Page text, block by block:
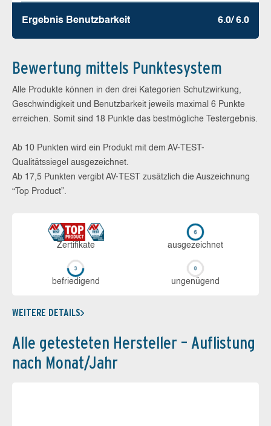
Ergebnis Benutz­barkeit 6.0/ 6.0
Bewertung mittels Punktesystem
Alle Produkte können in den drei Kategorien Schutzwirkung,
Geschwindigkeit und Benutzbarkeit jeweils maximal 6 Punkte
erreichen. Somit sind 18 Punkte das bestmögliche Testergebnis.
Ab 10 Punkten wird ein Produkt mit dem AV-TEST-
Qualitätssiegel ausgezeichnet.
Ab 17,5 Punkten vergibt AV-TEST zusätzlich die Auszeichnung
“Top Product”.
Zerti­fikate aus­ge­zeich­net
be­frie­di­gend un­ge­nü­gend
WEITERE DETAILS
Alle getesteten Hersteller – Auflistung
nach Monat/Jahr